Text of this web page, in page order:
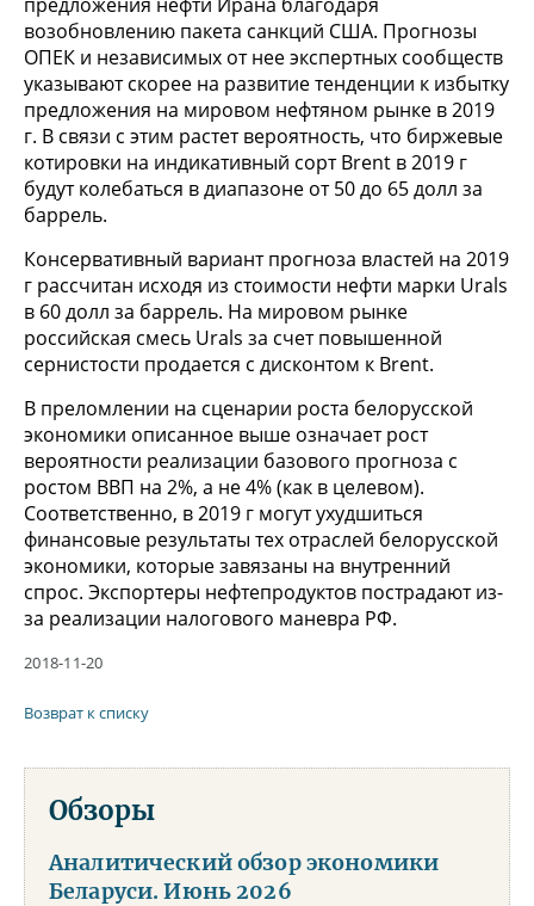
возобновлению пакета санкций США. Прогнозы
ОПЕК и независимых от нее экспертных сообществ
указывают скорее на развитие тенденции к избытку
предложения на мировом нефтяном рынке в 2019
г. В связи с этим растет вероятность, что биржевые
котировки на индикативный сорт Brent в 2019 г
будут колебаться в диапазоне от 50 до 65 долл за
баррель.
Консервативный вариант прогноза властей на 2019
г рассчитан исходя из стоимости нефти марки Urals
в 60 долл за баррель. На мировом рынке
российская смесь Urals за счет повышенной
сернистости продается с дисконтом к Brent.
В преломлении на сценарии роста белорусской
экономики описанное выше означает рост
вероятности реализации базового прогноза с
ростом ВВП на 2%, а не 4% (как в целевом).
Соответственно, в 2019 г могут ухудшиться
финансовые результаты тех отраслей белорусской
экономики, которые завязаны на внутренний
спрос. Экспортеры нефтепродуктов пострадают из-
за реализации налогового маневра РФ.
2018-11-20
Возврат к списку
Обзоры
Аналитический обзор экономики
Беларуси. Июнь 2026